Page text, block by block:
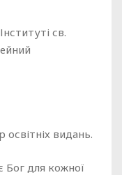
св.
видань.
Бог для кожної